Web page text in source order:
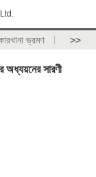
ভ্রমণ >>
অধ্যয়নের সারণী